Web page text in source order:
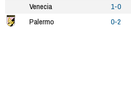
Venecia
1-0
Palermo
0-2